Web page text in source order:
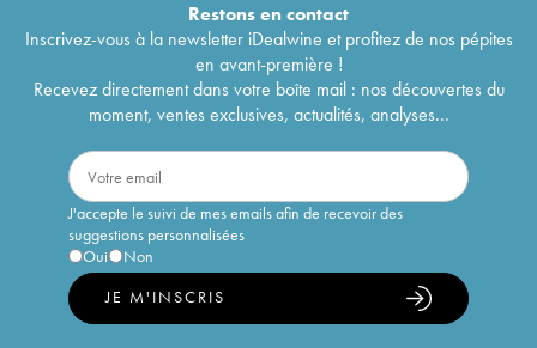
Restons encontact
Inscrivez-vous à la newsletter iDealwine et profitez de nos pépites
en avant-première !
Recevez directement dans votre boîte mail : nos découvertes du
moment, ventes exclusives, actualités, analyses...
J'accepte le suivi de mes emails afin de recevoir des
suggestions personnalisées
Oui
Non
JE M'INSCRIS